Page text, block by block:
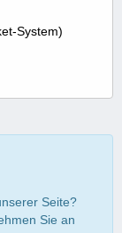
System)
Seite?
Sie an